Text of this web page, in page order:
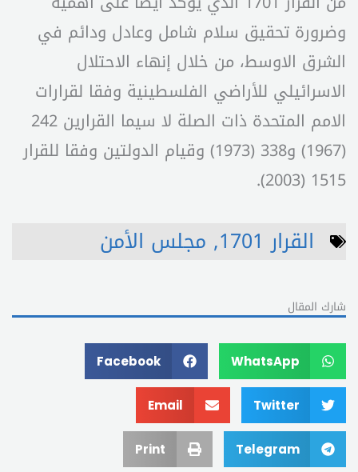
وضرورة تحقيق سلام شامل وعادل ودائم في
الشرق الاوسط، من خلال إنهاء الاحتلال
الاسرائيلي للأراضي الفلسطينية وفقا لقرارات
الامم المتحدة ذات الصلة لا سيما القرارين 242
(1967) و338 (1973) وقيام الدولتين وفقا للقرار
1515 (2003).
القرار 1701 , مجلس الأمن
شارك المقال
WhatsApp
Facebook
Twitter
Email
Telegram
Print